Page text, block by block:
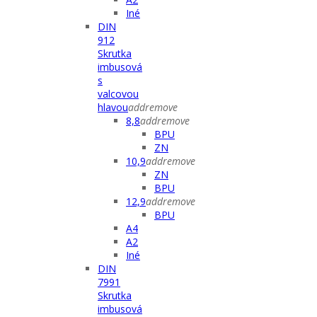
Iné
DIN
912
Skrutka
imbusová
s
valcovou
hlavouaddremove
8,8addremove
BPU
ZN
10,9addremove
ZN
BPU
12,9addremove
BPU
A4
A2
Iné
DIN
7991
Skrutka
imbusová